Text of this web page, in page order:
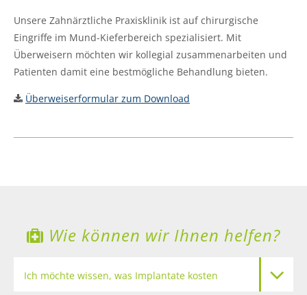
Unsere Zahnärztliche Praxisklinik ist auf chirurgische
Eingriffe im Mund-Kieferbereich spezialisiert. Mit
Überweisern möchten wir kollegial zusammenarbeiten und
Patienten damit eine bestmögliche Behandlung bieten.
Überweiserformular zum Download
Wie können wir Ihnen helfen?
Ich möchte wissen, was Implantate kosten